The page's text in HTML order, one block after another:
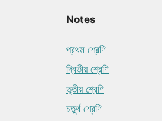
Notes
প্রথম শ্রেণি
দ্বিতীয় শ্রেণি
তৃতীয় শ্রেণি
চতুর্থ শ্রেণি